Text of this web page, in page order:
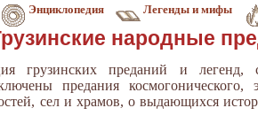
Энциклопедия Легенды и мифы
народные
грузинских преданий и легенд,
предания космогонического,
сел и храмов, о выдающихся